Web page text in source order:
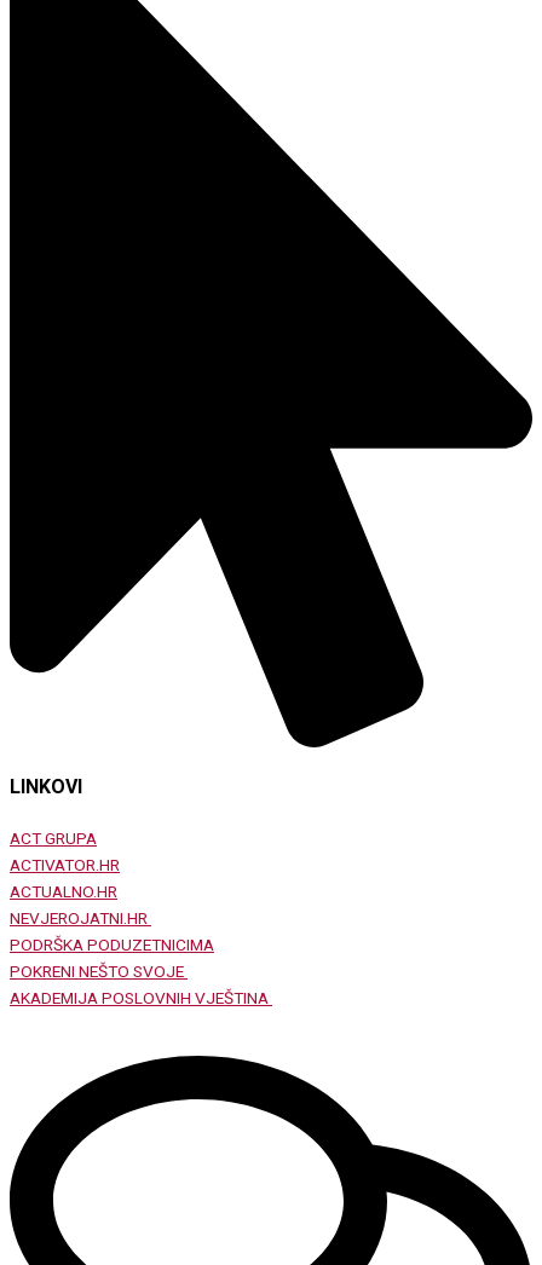
LINKOVI
ACT GRUPA
ACTIVATOR.HR
ACTUALNO.HR
NEVJEROJATNI.HR
PODRŠKA PODUZETNICIMA
POKRENI NEŠTO SVOJE
AKADEMIJA POSLOVNIH VJEŠTINA